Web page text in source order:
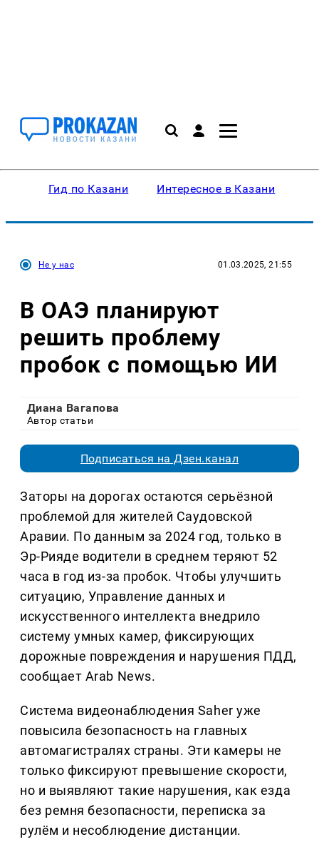
Гид по Казани Интересное в Казани
Не у нас 01.03.2025, 21:55
В ОАЭ планируют
решить проблему
пробок с помощью ИИ
Диана Вагапова
Автор статьи
Подписаться на Дзен.канал
Заторы на дорогах остаются серьёзной
проблемой для жителей Саудовской
Аравии. По данным за 2024 год, только в
Эр-Рияде водители в среднем теряют 52
часа в год из-за пробок. Чтобы улучшить
ситуацию, Управление данных и
искусственного интеллекта внедрило
систему умных камер, фиксирующих
дорожные повреждения и нарушения ПДД,
сообщает Arab News.
Система видеонаблюдения Saher уже
повысила безопасность на главных
автомагистралях страны. Эти камеры не
только фиксируют превышение скорости,
но и выявляют такие нарушения, как езда
без ремня безопасности, переписка за
рулём и несоблюдение дистанции.